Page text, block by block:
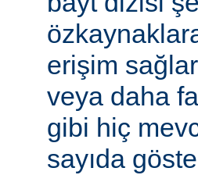
erişim
veya daha
gibi hiç
sayıda